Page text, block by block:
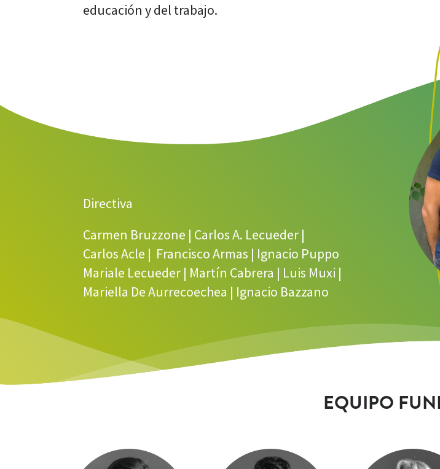
educación y del trabajo.
Directiva
Carmen Bruzzone | Carlos A. Lecueder |
Carlos Acle | Francisco Armas | Ignacio Puppo
Mariale Lecueder | Martín Cabrera | Luis Muxi |
Mariella De Aurrecoechea | Ignacio Bazzano
EQUIPO